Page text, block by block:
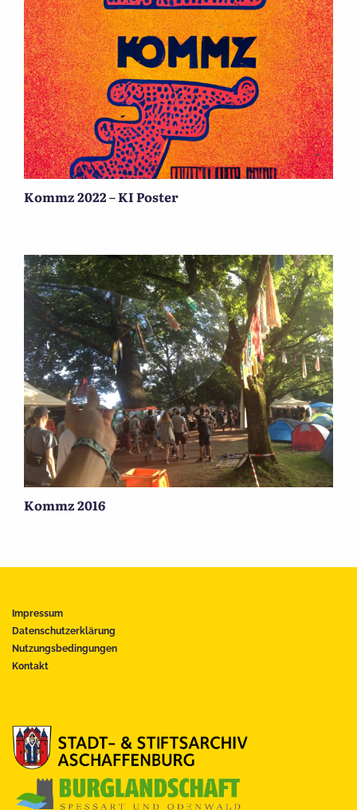
Kommz 2022 – KI Poster
Kommz 2016
Impressum
Datenschutzerklärung
Nutzungsbedingungen
Kontakt